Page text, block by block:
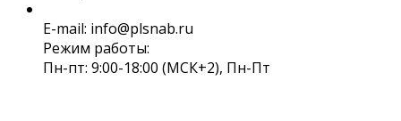
E-mail: info@plsnab.ru
Режим работы:
Пн-пт: 9:00-18:00 (МСК+2), Пн-Пт